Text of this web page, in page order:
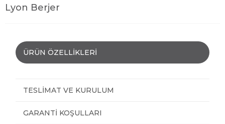
Lyon Berjer
ÜRÜN ÖZELLIKLERI
TESLIMAT VE KURULUM
GARANTI KOŞULLARI